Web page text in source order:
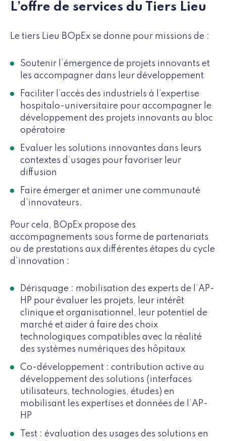
L’offre de services du Tiers Lieu
Le tiers Lieu BOpEx se donne pour missions de :
Soutenir l’émergence de projets innovants et
les accompagner dans leur développement
Faciliter l’accès des industriels à l’expertise
hospitalo-universitaire pour accompagner le
développement des projets innovants au bloc
opératoire
Evaluer les solutions innovantes dans leurs
contextes d’usages pour favoriser leur
diffusion
Faire émerger et animer une communauté
d’innovateurs.
Pour cela, BOpEx propose des
accompagnements sous forme de partenariats
ou de prestations aux différentes étapes du cycle
d’innovation :
Dérisquage : mobilisation des experts de l’AP-
HP pour évaluer les projets, leur intérêt
clinique et organisationnel, leur potentiel de
marché et aider à faire des choix
technologiques compatibles avec la réalité
des systèmes numériques des hôpitaux
Co-développement : contribution active au
développement des solutions (interfaces
utilisateurs, technologies, études) en
mobilisant les expertises et données de l’AP-
HP
Test : évaluation des usages des solutions en